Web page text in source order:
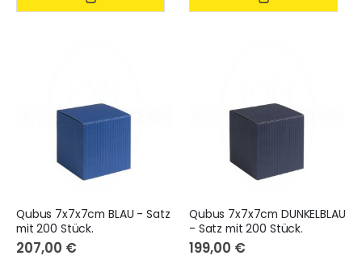
Qubus 7x7x7cm BLAU - Satz
mit 200 Stück.
207,00 €
Qubus 7x7x7cm DUNKELBLAU
- Satz mit 200 Stück.
199,00 €